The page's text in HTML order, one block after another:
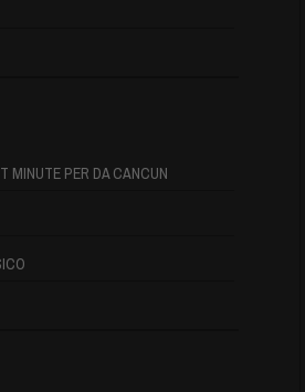
MINUTE PER DA CANCUN